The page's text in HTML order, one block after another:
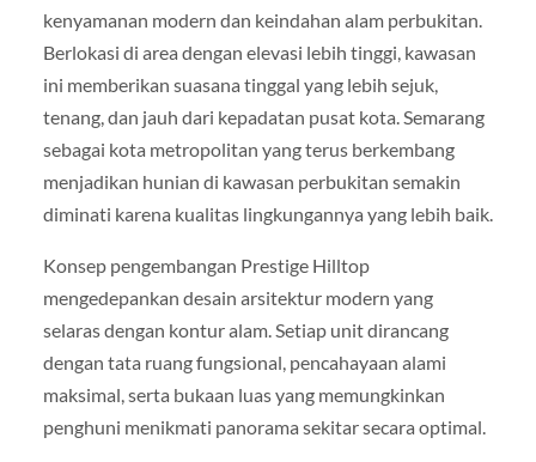
kenyamanan modern dan keindahan alam perbukitan.
Berlokasi di area dengan elevasi lebih tinggi, kawasan
ini memberikan suasana tinggal yang lebih sejuk,
tenang, dan jauh dari kepadatan pusat kota. Semarang
sebagai kota metropolitan yang terus berkembang
menjadikan hunian di kawasan perbukitan semakin
diminati karena kualitas lingkungannya yang lebih baik.
Konsep pengembangan Prestige Hilltop
mengedepankan desain arsitektur modern yang
selaras dengan kontur alam. Setiap unit dirancang
dengan tata ruang fungsional, pencahayaan alami
maksimal, serta bukaan luas yang memungkinkan
penghuni menikmati panorama sekitar secara optimal.